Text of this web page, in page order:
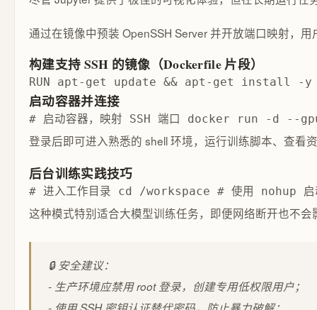
通过在镜像中预装 OpenSSH Server 并开放端口映射，
构建支持 SSH 的镜像（Dockerfile 片段）
RUN apt-get update && apt-get install -y
启动容器并连接
# 启动容器，映射 SSH 端口 docker run -
登录后即可进入熟悉的 shell 环境，运行训练脚本、查看
后台训练实践技巧
# 进入工作目录 cd /workspace # 使用
这种模式特别适合大模型训练任务，即便网络断开也不会
🔒 安全建议：
- 生产环境应禁用 root 登录，创建专用低权限用户；